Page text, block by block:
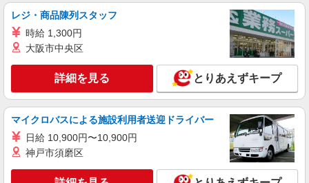
ソフトバンクショップの携帯販売スタッフ
月給 250,000円 〜 298,000円 固定残業代:
40,000円 〜 47,000円（26時間相当） ＊時間外手
当は時間外労働の有無にかかわらず、固定残業代
法定どおり追加で支給します。 試用期間あり 3ヶ
月 月給25万円以上 ※経験・能力による 【試用期
間】月給 217000 円 〜 217000 円
■ソフトバンクプレ葉ウォーク浜北店 静岡県
浜松市浜名区 貴布祢 1200 2階
キープ 詳細を見る
ソフトバンクサンストリート浜北店
ソフトバンクショップの携帯販売スタッフ
月給 212,490円 〜 285,143円 固定残業代:
レジ・商品陳列スタッフ
時給 1,300円
大阪市中央区
詳細を見る とりあえずキープ
マイクロバスによる施設利用者送迎ドライバー
日給 10,900円〜10,900円
神戸市須磨区